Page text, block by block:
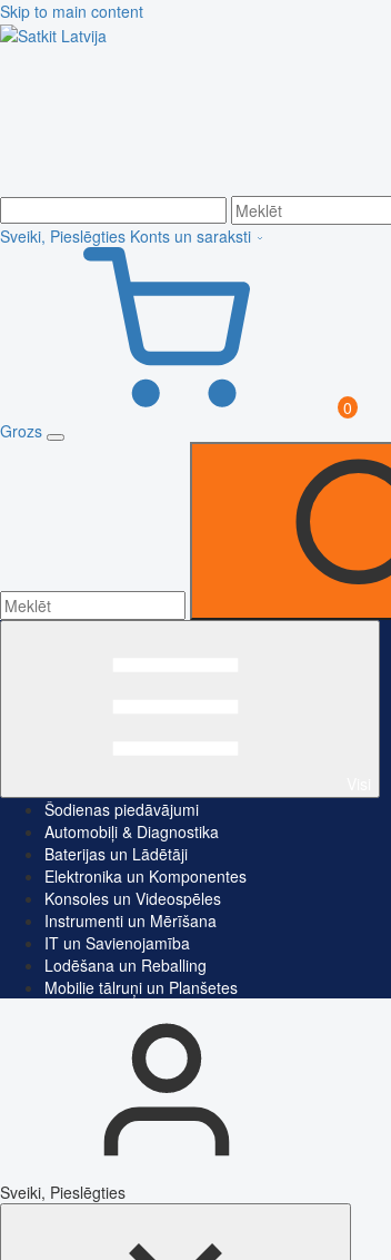
Skip to main content
Sveiki, Pieslēgties Konts un saraksti
0
Grozs
Šodienas piedāvājumi
Automobiļi & Diagnostika
Baterijas un Lādētāji
Elektronika un Komponentes
Konsoles un Videospēles
Instrumenti un Mērīšana
IT un Savienojamība
Lodēšana un Reballing
Mobilie tālruņi un Planšetes
Sveiki, Pieslēgties